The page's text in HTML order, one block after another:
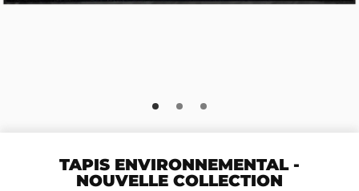
TAPIS ENVIRONNEMENTAL -
NOUVELLE COLLECTION